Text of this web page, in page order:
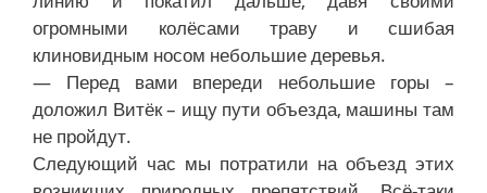
огромными колёсами траву и сшибая
клиновидным носом небольшие деревья.
— Перед вами впереди небольшие горы –
доложил Витёк – ищу пути объезда, машины там
не пройдут.
Следующий час мы потратили на объезд этих